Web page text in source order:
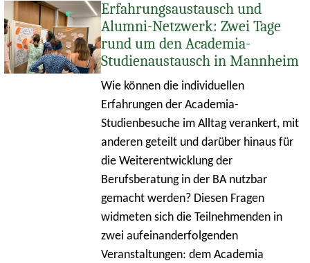
Erfahrungsaustausch und
Alumni-Netzwerk: Zwei Tage
rund um den Academia-
Studienaustausch in Mannheim
Wie können die individuellen
Erfahrungen der Academia-
Studienbesuche im Alltag verankert, mit
anderen geteilt und darüber hinaus für
die Weiterentwicklung der
Berufsberatung in der BA nutzbar
gemacht werden? Diesen Fragen
widmeten sich die Teilnehmenden in
zwei aufeinanderfolgenden
Veranstaltungen: dem Academia